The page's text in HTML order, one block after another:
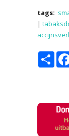
tags:
|